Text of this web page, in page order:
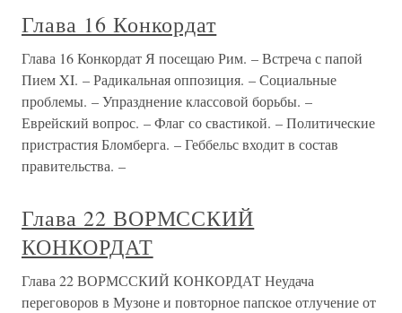
Глава 16 Конкордат
Глава 16 Конкордат Я посещаю Рим. – Встреча с папой
Пием XI. – Радикальная оппозиция. – Социальные
проблемы. – Упразднение классовой борьбы. –
Еврейский вопрос. – Флаг со свастикой. – Политические
пристрастия Бломберга. – Геббельс входит в состав
правительства. –
Глава 22 ВОРМССКИЙ
КОНКОРДАТ
Глава 22 ВОРМССКИЙ КОНКОРДАТ Неудача
переговоров в Музоне и повторное папское отлучение от